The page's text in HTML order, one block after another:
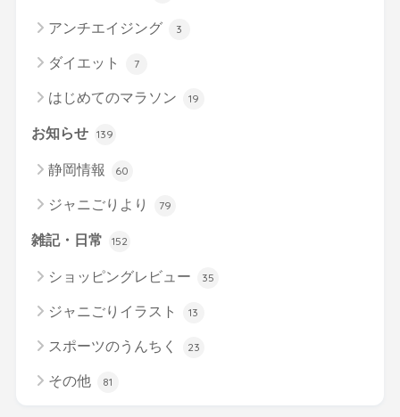
アンチエイジング 3
ダイエット 7
はじめてのマラソン 19
お知らせ 139
静岡情報 60
ジャニごりより 79
雑記・日常 152
ショッピングレビュー 35
ジャニごりイラスト 13
スポーツのうんちく 23
その他 81